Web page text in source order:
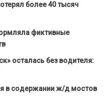
более 40 тысяч
фиктивные
осталась без водителя:
в содержании ж/д мостов